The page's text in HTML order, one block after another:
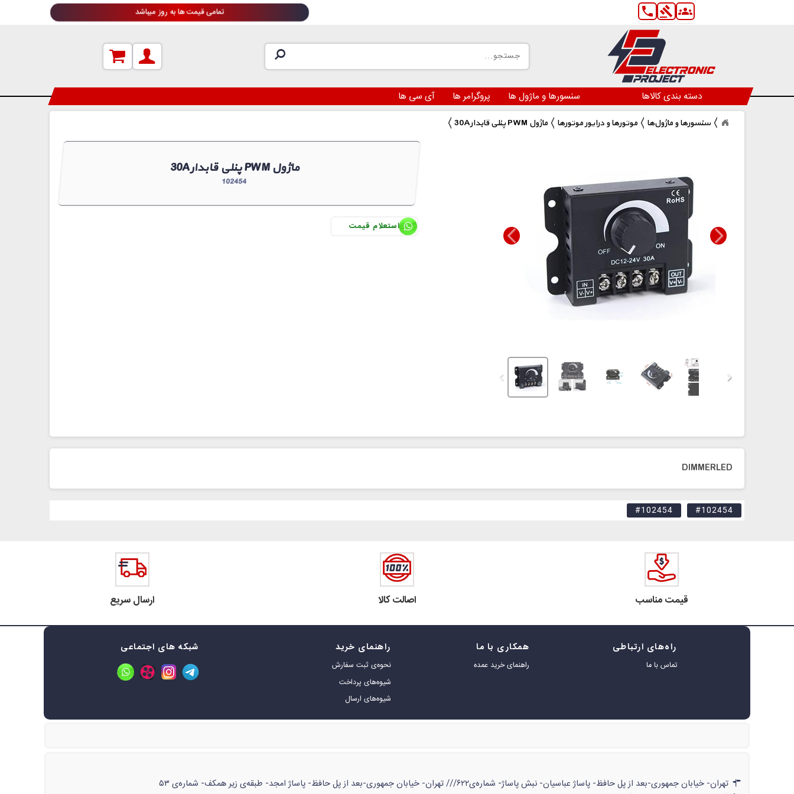
phone gavel groups
تمامی قیمت ها به روز میباشد
دسته بندی کالاها سنسورها و ماژول ها پروگرامر ها آی سی ها
سنسورها و ماژول‌ها موتورها و درایور موتورها 30Aپنلی قابدار PWM ماژول
30Aپنلی قابدار PWM ماژول
102454
استعلام قیمت
DIMMERLED
#102454
#102454
قیمت مناسب اصالت کالا ارسال سریع
راه‌های ارتباطی
تماس با ما
همکاری با ما
راهنمای خرید عمده
راهنمای خرید
نحوه‌ی ثبت سفارش
شیوه‌های پرداخت
شیوه‌های ارسال
شبکه های اجتماعی
تهران- خیابان جمهوری-بعد از پل حافظ- پاساژ عباسیان- نبش پاساژ- شماره‌ی۶۲۲/// تهران- خیابان جمهوری-بعد از پل حافظ- پاساژ امجد- طبقه‌ی زیر همکف- شماره‌ی ۵۳